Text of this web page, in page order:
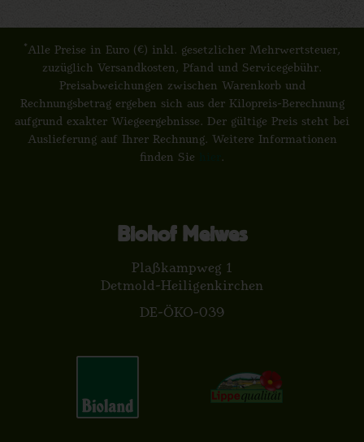
*Alle Preise in Euro (€) inkl. gesetzlicher Mehrwertsteuer,
zuzüglich Versandkosten, Pfand und Servicegebühr.
Preisabweichungen zwischen Warenkorb und
Rechnungsbetrag ergeben sich aus der Kilopreis-Berechnung
aufgrund exakter Wiegeergebnisse. Der gültige Preis steht bei
Auslieferung auf Ihrer Rechnung. Weitere Informationen
finden Sie
.
Biohof Meiwes
Plaßkampweg 1
Detmold-Heiligenkirchen
DE-ÖKO-039